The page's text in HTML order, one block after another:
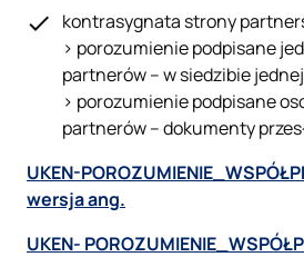
kontrasygnata strony
> porozumienie podpisane
partnerów – w siedzibie
> porozumienie podpisane
partnerów – dokumenty
UKEN-
wersja ang.
UKEN-